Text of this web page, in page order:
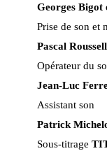
Georges Bigot
Prise de son et
Pascal
Opérateur du
Jean-Luc
Assistant son
Patrick
Sous-titrage